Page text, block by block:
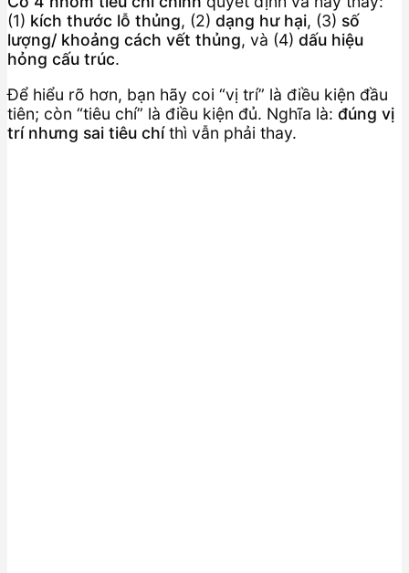
(1) kích thước lỗ thủng, (2) dạng hư hại, (3) số
lượng/ khoảng cách vết thủng, và (4) dấu hiệu
hỏng cấu trúc.
Để hiểu rõ hơn, bạn hãy coi “vị trí” là điều kiện đầu
tiên; còn “tiêu chí” là điều kiện đủ. Nghĩa là: đúng vị
trí nhưng sai tiêu chíthì vẫn phải thay.